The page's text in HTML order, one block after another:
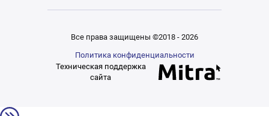
Все права защищены ©2018 - 2026
Политика конфиденциальности
Техническая поддержка
сайта